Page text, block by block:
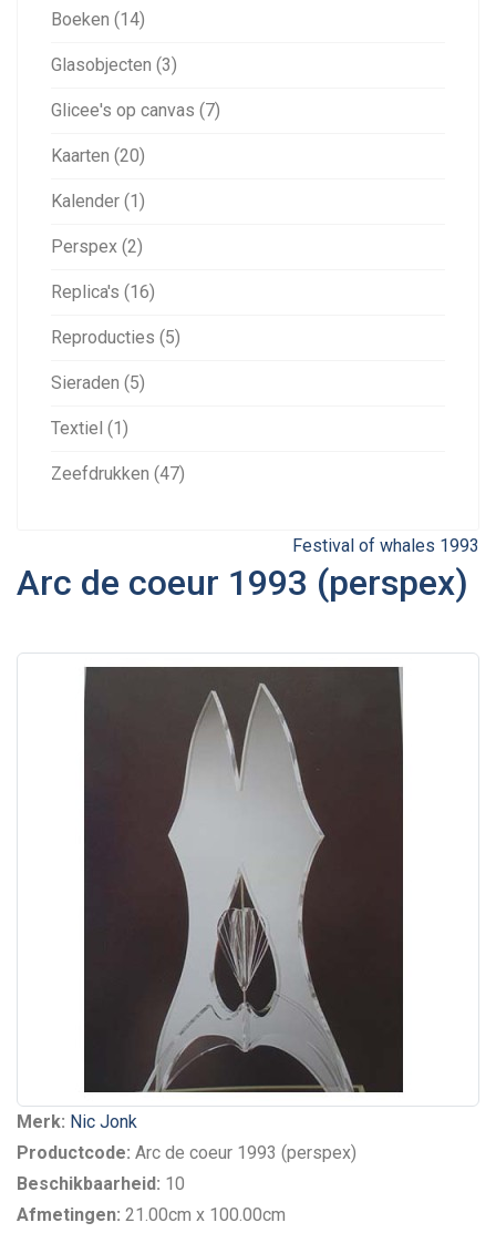
Boeken (14)
Glasobjecten (3)
Glicee's op canvas (7)
Kaarten (20)
Kalender (1)
Perspex (2)
Replica's (16)
Reproducties (5)
Sieraden (5)
Textiel (1)
Zeefdrukken (47)
Festival of whales 1993
Arc de coeur 1993 (perspex)
Merk: Nic Jonk
Productcode: Arc de coeur 1993 (perspex)
Beschikbaarheid: 10
Afmetingen: 21.00cm x 100.00cm